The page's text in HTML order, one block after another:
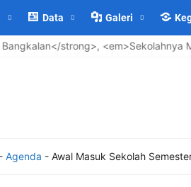
Data Galeri
strong>, <em>Sekolahnya
- Agenda - Awal Masuk Sekolah